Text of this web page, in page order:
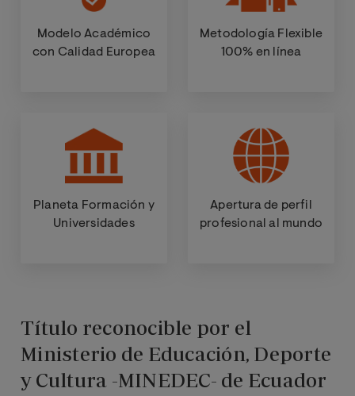
Modelo Académico
con Calidad Europea
Metodología Flexible
100% en línea
Planeta Formación y
Universidades
Apertura de perfil
profesional al mundo
Título reconocible por el
Ministerio de Educación, Deporte
y Cultura -MINEDEC- de Ecuador